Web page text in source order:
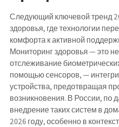
Следующий ключевой тренд
здоровья, где технологии
комфорта к активной
Мониторинг здоровья — это
отслеживание
помощью сенсоров, —
устройства, предотвращая
возникновения. В России,
внедрение таких систем в
2026 году, особенно в